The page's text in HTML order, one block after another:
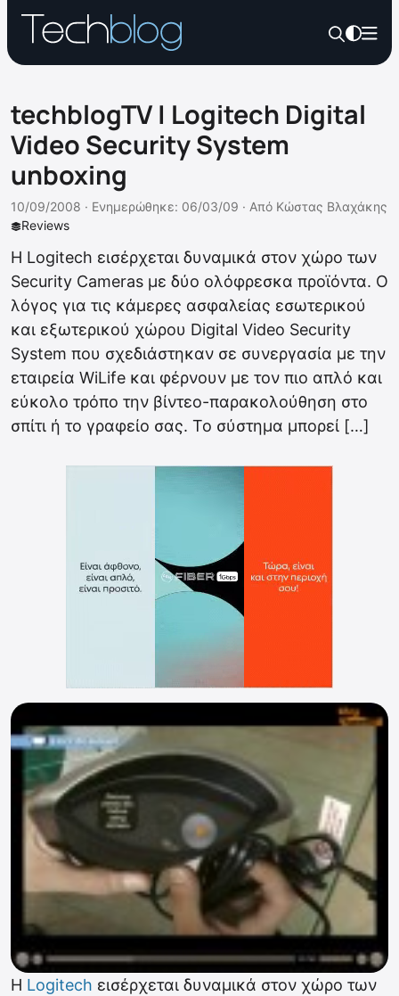
techblogTV | Logitech Digital
Video Security System
unboxing
Reviews
10/09/2008 · Ενημερώθηκε: 06/03/09 · Από Κώστας Βλαχάκης
Η Logitech εισέρχεται δυναμικά στον χώρο των
Security Cameras με δύο ολόφρεσκα προϊόντα. Ο
λόγος για τις κάμερες ασφαλείας εσωτερικού
και εξωτερικού χώρου Digital Video Security
System που σχεδιάστηκαν σε συνεργασία με την
εταιρεία WiLife και φέρνουν με τον πιο απλό και
εύκολο τρόπο την βίντεο-παρακολούθηση στο
σπίτι ή το γραφείο σας. Το σύστημα μπορεί […]
Η Logitech εισέρχεται δυναμικά στον χώρο των